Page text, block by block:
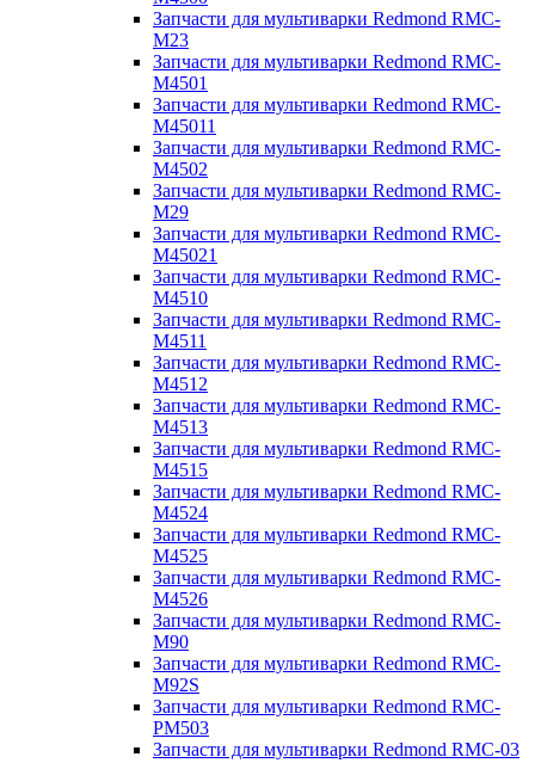
Запчасти для мультиварки Redmond RMC-
M23
Запчасти для мультиварки Redmond RMC-
M4501
Запчасти для мультиварки Redmond RMC-
M45011
Запчасти для мультиварки Redmond RMC-
M4502
Запчасти для мультиварки Redmond RMC-
M29
Запчасти для мультиварки Redmond RMC-
M45021
Запчасти для мультиварки Redmond RMC-
M4510
Запчасти для мультиварки Redmond RMC-
M4511
Запчасти для мультиварки Redmond RMC-
M4512
Запчасти для мультиварки Redmond RMC-
M4513
Запчасти для мультиварки Redmond RMC-
M4515
Запчасти для мультиварки Redmond RMC-
M4524
Запчасти для мультиварки Redmond RMC-
M4525
Запчасти для мультиварки Redmond RMC-
M4526
Запчасти для мультиварки Redmond RMC-
M90
Запчасти для мультиварки Redmond RMC-
M92S
Запчасти для мультиварки Redmond RMC-
PM503
Запчасти для мультиварки Redmond RMC-03